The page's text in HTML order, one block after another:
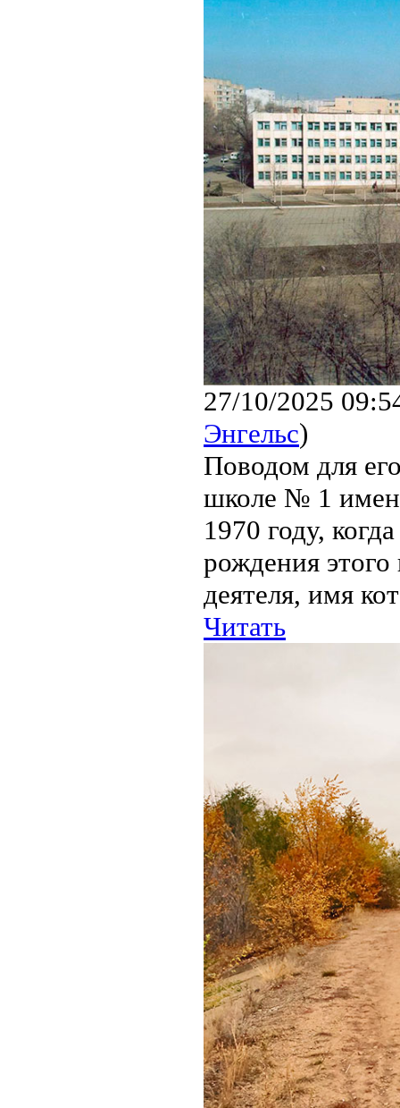
27/10/2025
Энгельс)
Поводом для
школе № 1
1970 году,
рождения этого
деятеля, имя
Читать